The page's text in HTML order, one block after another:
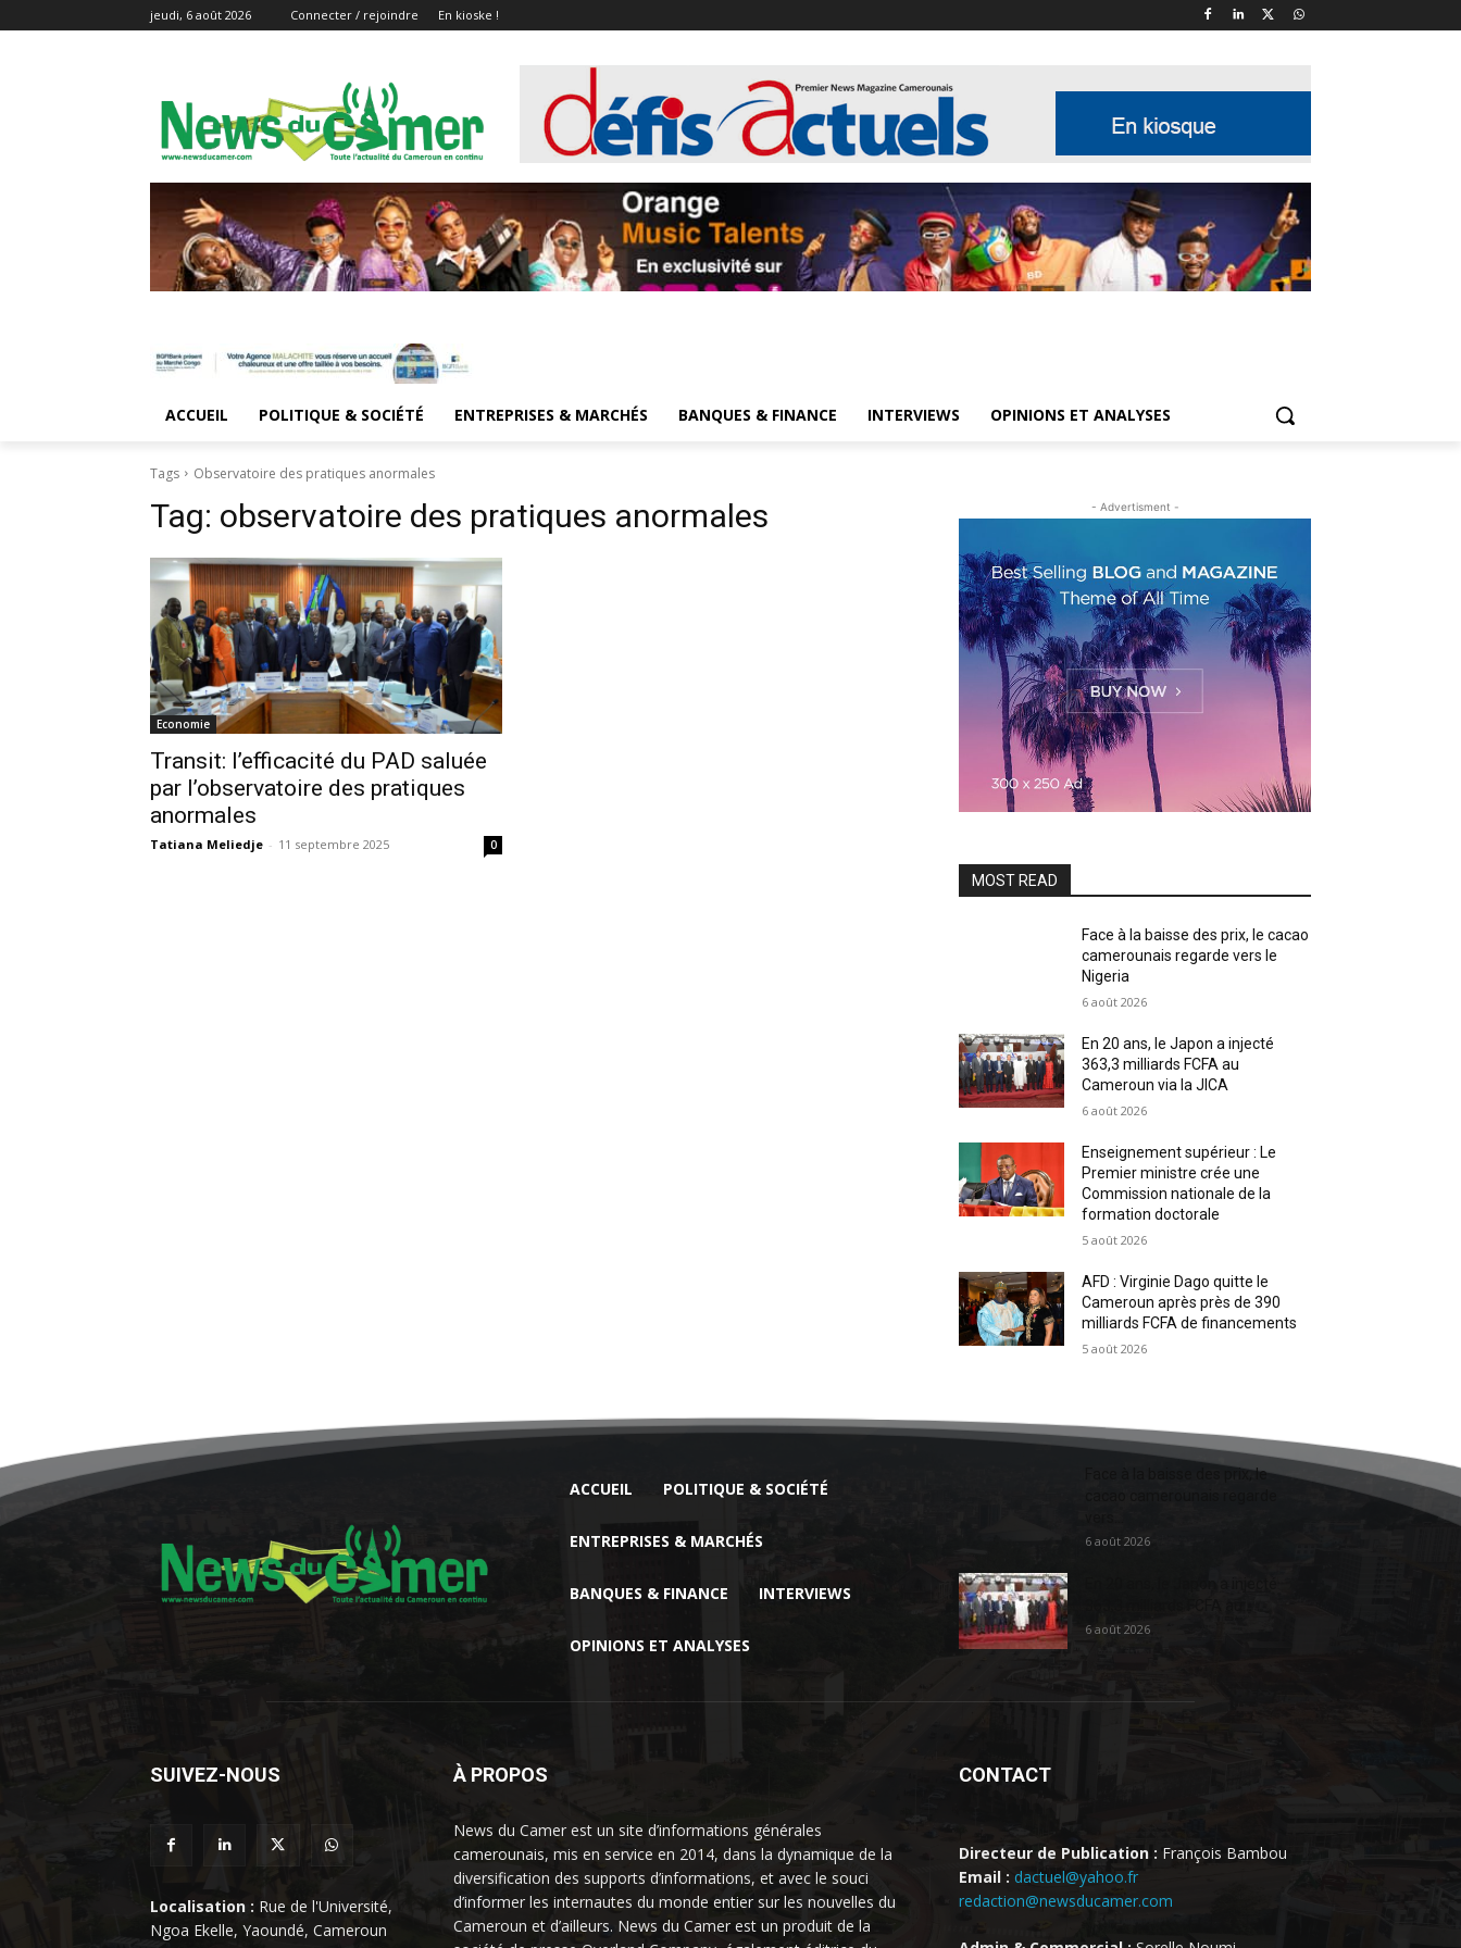
jeudi, 6 août 2026 Connecter / rejoindre En kioske !
ACCUEIL POLITIQUE & SOCIÉTÉ ENTREPRISES & MARCHÉS BANQUES & FINANCE INTERVIEWS OPINIONS ET ANALYSES
Tags Observatoire des pratiques anormales
Tag: observatoire des pratiques anormales
Economie
Transit: l’efficacité du PAD saluée
par l’observatoire des pratiques
anormales
Tatiana Meliedje - 11 septembre 2025 0
- Advertisment -
MOST READ
Face à la baisse des prix, le cacao
camerounais regarde vers le
Nigeria
6 août 2026
En 20 ans, le Japon a injecté
363,3 milliards FCFA au
Cameroun via la JICA
6 août 2026
Enseignement supérieur : Le
Premier ministre crée une
Commission nationale de la
formation doctorale
5 août 2026
AFD : Virginie Dago quitte le
Cameroun après près de 390
milliards FCFA de financements
5 août 2026
ACCUEIL POLITIQUE & SOCIÉTÉ
ENTREPRISES & MARCHÉS
BANQUES & FINANCE INTERVIEWS
OPINIONS ET ANALYSES
Face à la baisse des prix, le
6 août 2026
6 août 2026
SUIVEZ-NOUS
Localisation : Rue de l'Université,
Ngoa Ekelle, Yaoundé, Cameroun
À PROPOS
News du Camer est un site d’informations générales
camerounais, mis en service en 2014, dans la dynamique de la
diversification des supports d’informations, et avec le souci
d’informer les internautes du monde entier sur les nouvelles du
Cameroun et d’ailleurs. News du Camer est un produit de la
CONTACT
Directeur de Publication : François Bambou
Email : dactuel@yahoo.fr
redaction@newsducamer.com